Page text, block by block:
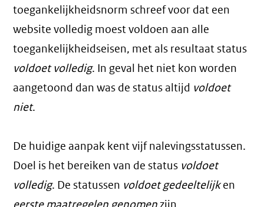
toegankelijkheidsnorm schreef voor dat een
website volledig moest voldoen aan alle
toegankelijkheidseisen, met als resultaat status
voldoet volledig. In geval het niet kon worden
aangetoond dan was de status altijd voldoet
niet.
De huidige aanpak kent vijf nalevingsstatussen.
Doel is het bereiken van de status voldoet
volledig. De statussen voldoet gedeeltelijken